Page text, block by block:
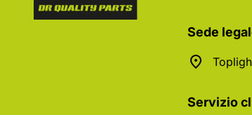
Sede
Servizio